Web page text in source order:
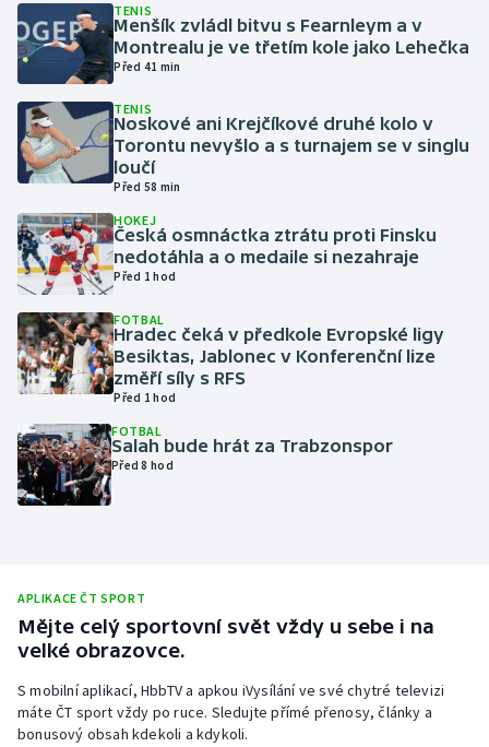
Jezdectví
Judo
Krasobruslení
Lyže a snowboard
Moderní pětiboj
Motorsport
Olympijské hry
Parasport
Plavání
Rychlostní kanoistika
TENIS
Menšík zvládl bitvu s Fearnleym a v
Montrealu je ve třetím kole jako Lehečka
Před 41 min
TENIS
Noskové ani Krejčíkové druhé kolo v
Torontu nevyšlo a s turnajem se v singlu
loučí
Před 58 min
HOKEJ
Česká osmnáctka ztrátu proti Finsku
nedotáhla a o medaile si nezahraje
Před 1 hod
FOTBAL
Hradec čeká v předkole Evropské ligy
Besiktas, Jablonec v Konferenční lize
změří síly s RFS
Před 1 hod
FOTBAL
Salah bude hrát za Trabzonspor
Před 8 hod
APLIKACE ČT SPORT
Mějte celý sportovní svět vždy u sebe i na
velké obrazovce.
S mobilní aplikací, HbbTV a apkou iVysílání ve své chytré televizi
máte ČT sport vždy po ruce. Sledujte přímé přenosy, články a
bonusový obsah kdekoli a kdykoli.